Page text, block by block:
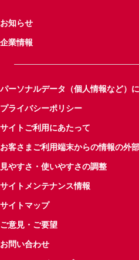
お知らせ
企業情報
パーソナルデータ（個人情報など）
プライバシーポリシー
サイトご利用にあたって
お客さまご利用端末からの情報の外
見やすさ・使いやすさの調整
サイトメンテナンス情報
サイトマップ
ご意見・ご要望
お問い合わせ